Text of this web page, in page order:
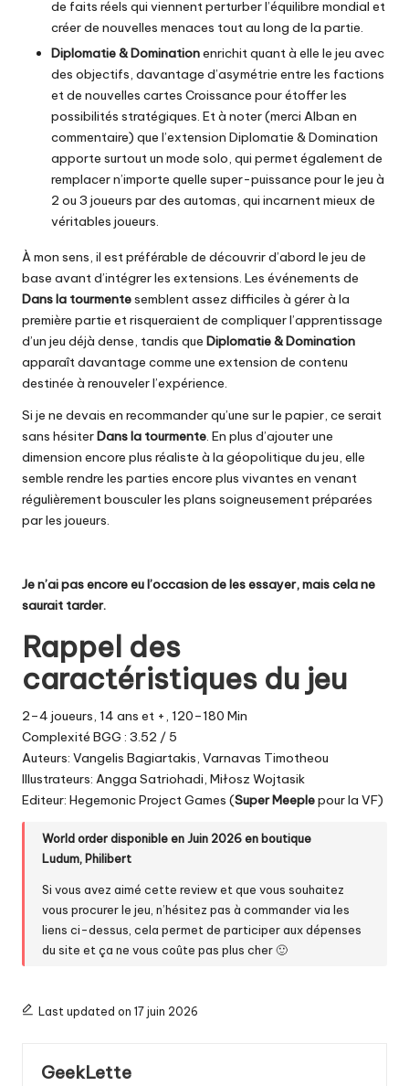
de faits réels qui viennent perturber l’équilibre mondial et
créer de nouvelles menaces tout au long de la partie.
Diplomatie & Dominationenrichit quant à elle le jeu avec
des objectifs, davantage d’asymétrie entre les factions
et de nouvelles cartes Croissance pour étoffer les
possibilités stratégiques. Et à noter (merci Alban en
commentaire) que l’extension Diplomatie & Domination
apporte surtout un mode solo, qui permet également de
remplacer n’importe quelle super-puissance pour le jeu à
2 ou 3 joueurs par des automas, qui incarnent mieux de
véritables joueurs.
À mon sens, il est préférable de découvrir d’abord le jeu de
base avant d’intégrer les extensions. Les événements de
Dans la tourmentesemblent assez difficiles à gérer à la
première partie et risqueraient de compliquer l’apprentissage
d’un jeu déjà dense, tandis que Diplomatie & Domination
apparaît davantage comme une extension de contenu
destinée à renouveler l’expérience.
Si je ne devais en recommander qu’une sur le papier, ce serait
sans hésiterDans la tourmente. En plus d’ajouter une
dimension encore plus réaliste à la géopolitique du jeu, elle
semble rendre les parties encore plus vivantes en venant
régulièrement bousculer les plans soigneusement préparées
par les joueurs.
Je n’ai pas encore eu l’occasion de les essayer, mais cela ne
saurait tarder.
Rappel des
caractéristiques du jeu
2–4 joueurs, 14 ans et +, 120–180 Min
Complexité BGG : 3.52 / 5
Auteurs: Vangelis Bagiartakis, Varnavas Timotheou
Illustrateurs: Angga Satriohadi, Miłosz Wojtasik
Editeur: Hegemonic Project Games (Super Meeplepour la VF)
World order disponible en Juin 2026 en boutique
Ludum,Philibert
Si vous avez aimé cette review et que vous souhaitez
vous procurer le jeu, n’hésitez pas à commander via les
liens ci-dessus, cela permet de participer aux dépenses
du site et ça ne vous coûte pas plus cher 🙂
Last updated on 17 juin 2026
GeekLette